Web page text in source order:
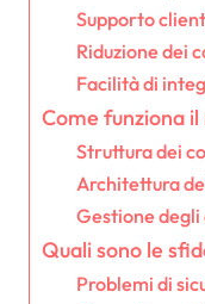
Supporto
Riduzione dei
Facilità di
Come funziona il
Struttura dei
Architettura
Gestione
Quali sono le
Problemi di